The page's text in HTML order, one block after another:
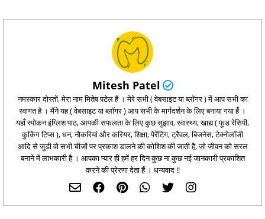
Mitesh Patel
नमस्कार दोस्तों, मेरा नाम मितेष पटेल हैं । मेरे सभी ( वेबसाइट या ब्लॉगर ) में आप सभी का
स्वागत है । मैंने यह ( वेबसाइट या ब्लॉगर ) आप सभी के मार्गदर्शन के लिए बनाया गया हैं ।
यहाँ स्पोकन इंग्लिश पाठ, आपकी सफलता के लिए कुछ सुझाव, स्वास्थ्य, खाद्य ( फूड रेसिपी,
कुकिंग टिप्‍स ), धन, नौकरियां और करियर, शिक्षा, पेरेंटिंग, ट्रैवल, बिजनेस, टेक्नोलॉजी
आदि से जुड़ी वो सभी चीजों पर प्रकाश डालने की कोशिश की जाती है, जो जीवन को सरल
बनाने में लाभकारी है । आपका प्यार ही हमें हर दिन कुछ ना कुछ नई जानकारी प्रकाशित
करने की प्रेरणा देता हैं । धन्यवाद !!